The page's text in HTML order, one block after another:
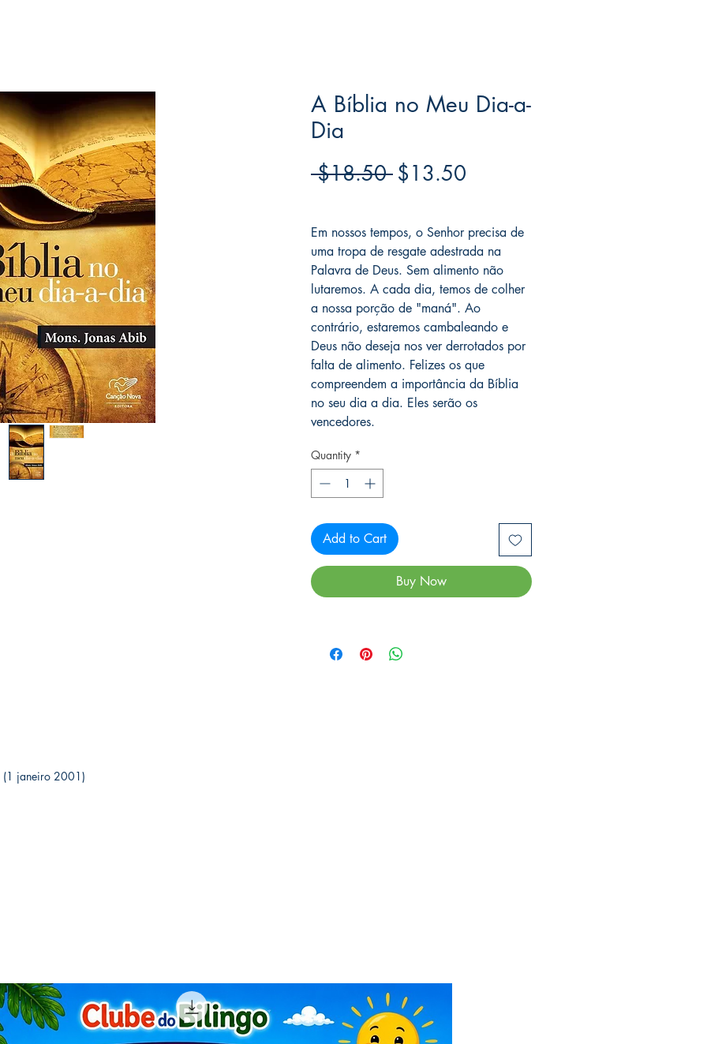
A Bíblia no Meu Dia-a-
Dia
$18.50 Regular
$13.50
Em nossos tempos, o Senhor precisa de
uma tropa de resgate adestrada na
Palavra de Deus. Sem alimento não
lutaremos. A cada dia, temos de colher
a nossa porção de "maná". Ao
contrário, estaremos cambaleando e
Deus não deseja nos ver derrotados por
falta de alimento. Felizes os que
compreendem a importância da Bíblia
no seu dia a dia. Eles serão os
vencedores.
Quantity *
Add to Cart
Buy Now
(1 janeiro 2001)